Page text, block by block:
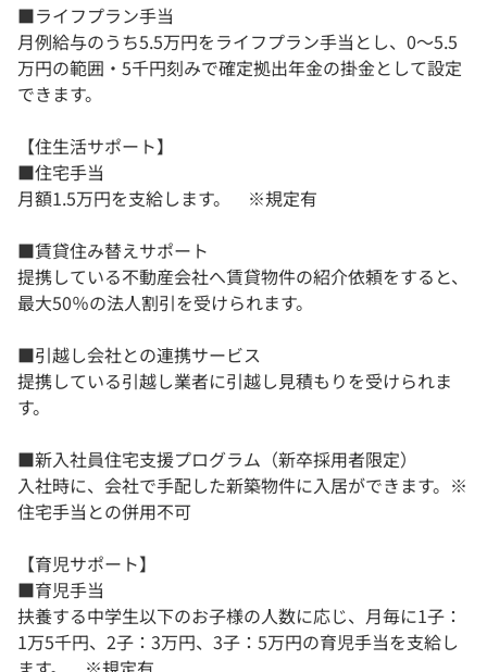
■ライフプラン手当
月例給与のうち5.5万円をライフプラン手当とし、0～5.5
万円の範囲・5千円刻みで確定拠出年金の掛金として設定
できます。
【住生活サポート】
■住宅手当
月額1.5万円を支給します。 ※規定有
■賃貸住み替えサポート
提携している不動産会社へ賃貸物件の紹介依頼をすると、
最大50％の法人割引を受けられます。
■引越し会社との連携サービス
提携している引越し業者に引越し見積もりを受けられま
す。
■新入社員住宅支援プログラム（新卒採用者限定）
入社時に、会社で手配した新築物件に入居ができます。※
住宅手当との併用不可
【育児サポート】
■育児手当
扶養する中学生以下のお子様の人数に応じ、月毎に1子：
1万5千円、2子：3万円、3子：5万円の育児手当を支給し